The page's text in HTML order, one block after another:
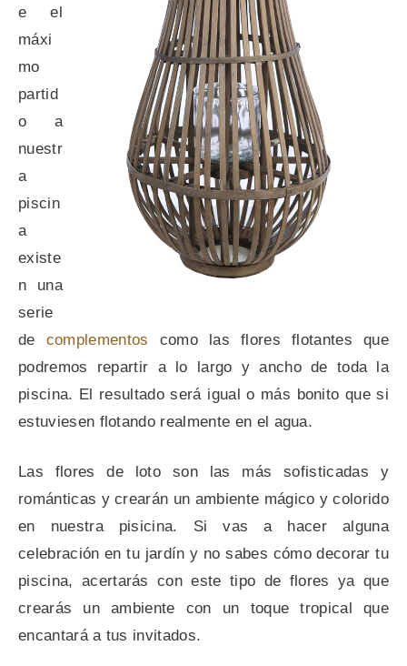
e el
máxi
mo
partid
o a
nuestr
a
piscin
a
existe
n una
serie
de complementos como las flores flotantes que
podremos repartir a lo largo y ancho de toda la
piscina. El resultado será igual o más bonito que si
estuviesen flotando realmente en el agua.
Las flores de loto son las más sofisticadas y
románticas y crearán un ambiente mágico y colorido
en nuestra pisicina. Si vas a hacer alguna
celebración en tu jardín y no sabes cómo decorar tu
piscina, acertarás con este tipo de flores ya que
crearás un ambiente con un toque tropical que
encantará a tus invitados.